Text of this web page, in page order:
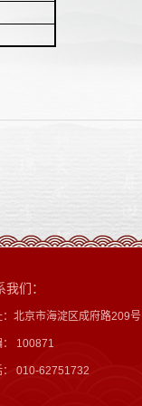
我们：
：北京市海淀区成府路209号
： 100871
： 010-62751732